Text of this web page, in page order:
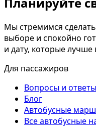
Мы стремимся
выборе и спокойно
и дату, которые
Для пассажиров
Вопросы и ответы
Блог
Автобусные
Все автобусные